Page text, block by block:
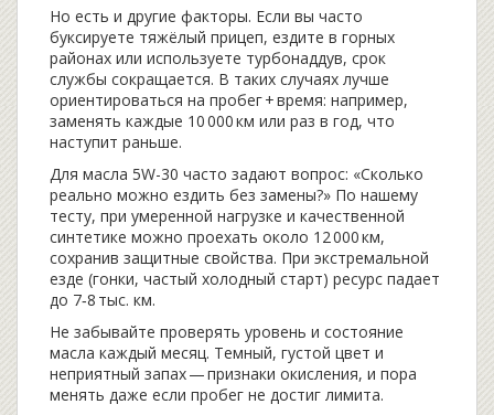
Но есть и другие факторы. Если вы часто
буксируете тяжёлый прицеп, ездите в горных
районах или используете турбонаддув, срок
службы сокращается. В таких случаях лучше
ориентироваться на пробег + время: например,
заменять каждые 10 000 км или раз в год, что
наступит раньше.
Для масла 5W-30 часто задают вопрос: «Сколько
реально можно ездить без замены?» По нашему
тесту, при умеренной нагрузке и качественной
синтетике можно проехать около 12 000 км,
сохранив защитные свойства. При экстремальной
езде (гонки, частый холодный старт) ресурс падает
до 7‑8 тыс. км.
Не забывайте проверять уровень и состояние
масла каждый месяц. Темный, густой цвет и
неприятный запах — признаки окисления, и пора
менять даже если пробег не достиг лимита.